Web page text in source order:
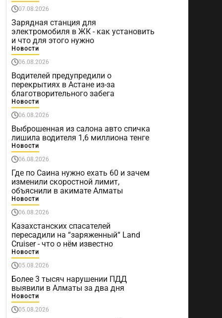
07.08.2026
Зарядная станция для
электромобиля в ЖК - как установить
и что для этого нужно
Новости
06.08.2026
Водителей предупредили о
перекрытиях в Астане из-за
благотворительного забега
Новости
06.08.2026
Выброшенная из салона авто спичка
лишила водителя 1,6 миллиона тенге
Новости
06.08.2026
Где по Саина нужно ехать 60 и зачем
изменили скоростной лимит,
объяснили в акимате Алматы
Новости
06.08.2026
Казахстанских спасателей
пересадили на “заряженный“ Land
Cruiser - что о нём известно
Новости
05.08.2026
Более 3 тысяч нарушении ПДД
выявили в Алматы за два дня
Новости
05.08.2026